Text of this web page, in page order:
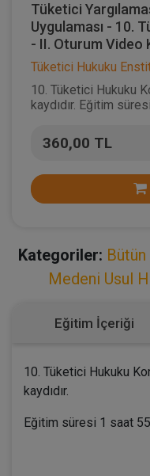
Tüketici
Uygulaması - 10.
- II. Oturum Video
Tüketici Hukuku
10. Tüketici Hukuku
kaydıdır. Eğitim
360,00 TL
Kategoriler:
Medeni Usul
Eğitim İçeriği
10. Tüketici Hukuku
kaydıdır.
Eğitim süresi 1 saat 55